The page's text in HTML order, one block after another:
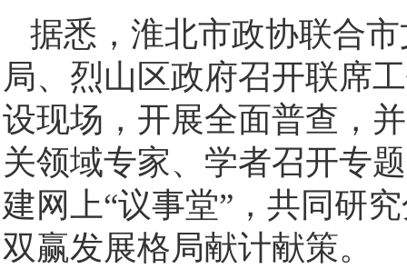
据悉，淮北市政协联合
局、烈山区政府召开联席
设现场，开展全面普查，
关领域专家、学者召开专
建网上“议事堂”，共同研
双赢发展格局献计献策。